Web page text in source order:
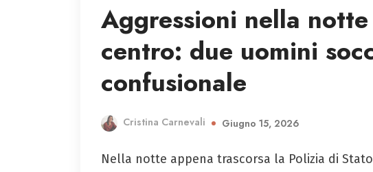
Aggressioni nella
centro: due uomini
confusionale
Cristina Carnevali Giugno 15, 2026
Nella notte appena trascorsa la Polizia di